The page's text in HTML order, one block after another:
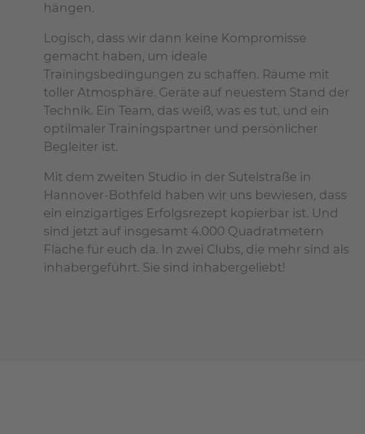
hängen.
Logisch, dass wir dann keine Kompromisse
gemacht haben, um ideale
Trainingsbedingungen zu schaffen. Räume mit
toller Atmosphäre. Geräte auf neuestem Stand der
Technik. Ein Team, das weiß, was es tut, und ein
optilmaler Trainingspartner und persönlicher
Begleiter ist.
Mit dem zweiten Studio in der Sutelstraße in
Hannover-Bothfeld haben wir uns bewiesen, dass
ein einzigartiges Erfolgsrezept kopierbar ist. Und
sind jetzt auf insgesamt 4.000 Quadratmetern
Fläche für euch da. In zwei Clubs, die mehr sind als
inhabergeführt. Sie sind inhabergeliebt!